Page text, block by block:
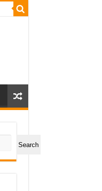
Search